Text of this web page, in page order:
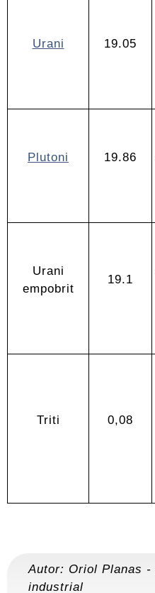
Urani 19.05
Plutoni 19.86
Urani
empobrit
19.1
Triti 0,08
Autor: Oriol Planas -
industrial